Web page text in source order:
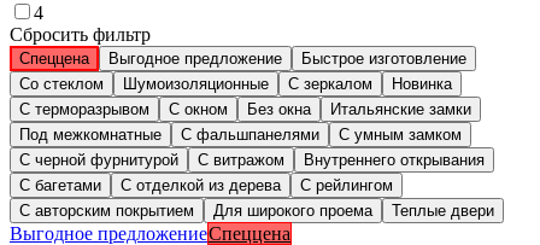
4
Сбросить фильтр
Спеццена Выгодное предложение
Быстрое изготовление
Со стеклом
Шумоизоляционные С зеркалом
Новинка
С терморазрывом
С окном Без окна
Итальянские замки
Под межкомнатные
С фальшпанелями
С умным замком
С черной фурнитурой
С витражом
Внутреннего открывания
С багетами
С отделкой из дерева
С рейлингом
С авторским покрытием
Для широкого проема Теплые двери
Выгодное предложениеСпеццена